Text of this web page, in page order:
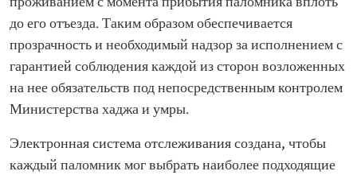
до его отъезда. Таким образом обеспечивается
прозрачность и необходимый надзор за исполнением с
гарантией соблюдения каждой из сторон возложенных
на нее обязательств под непосредственным контролем
Министерства хаджа и умры.
Электронная система отслеживания создана, чтобы
каждый паломник мог выбрать наиболее подходящие